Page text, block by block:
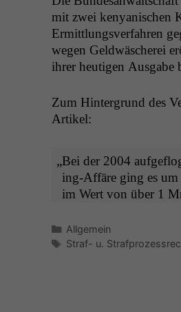
mit zwei kenyanis­chen
Ermit­tlungsver­fahren
wegen Geld­wäscherei
ihrer heuti­gen Aus­gabe
Zum Hin­ter­grund des
Artikel:
„Bei der 2004
ing-Affäre ging es um
im Wert von über 1
Kategorien
Allgemein
Schlagwörter
Straf- u.